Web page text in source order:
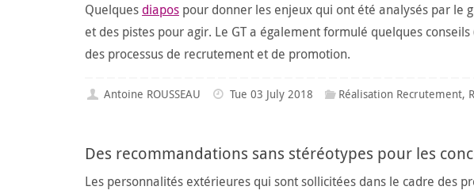
Quelques diapos pour donner les enjeux qui ont été analysés par
et des pistes pour agir. Le GT a également formulé quelques conseils
des processus de recrutement et de promotion.
Antoine ROUSSEAU Tue 03 July 2018 Réalisation Recrutement,
Des recommandations sans stéréotypes pour les
Les personnalités extérieures qui sont sollicitées dans le cadre des